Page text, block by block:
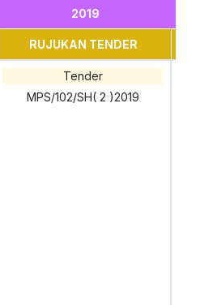
2019
RUJUKAN TENDER
Tender
MPS/102/SH( 2 )2019